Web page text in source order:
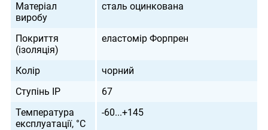
Матеріал
виробу
сталь оцинкована
Покриття
(ізоляція)
еластомір Форпрен
Колір
чорний
Ступінь IP
67
Температура
експлуатації, °С
-60...+145